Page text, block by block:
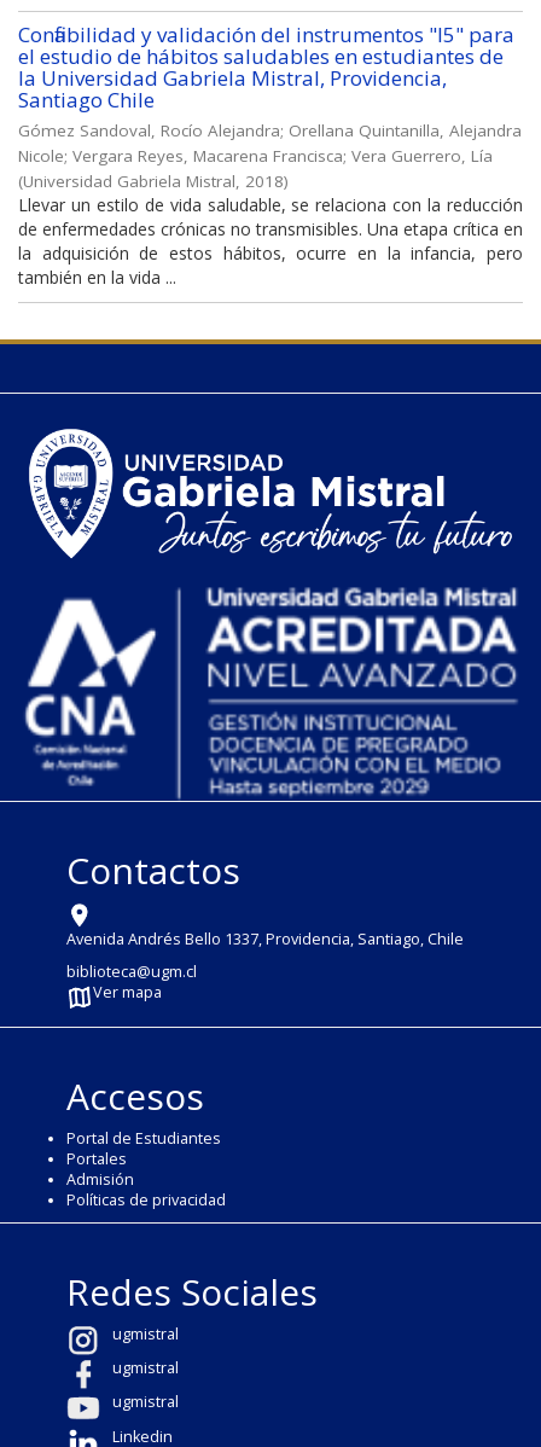
Confiabilidad y validación del instrumentos "I5" para
el estudio de hábitos saludables en estudiantes de
la Universidad Gabriela Mistral, Providencia,
Santiago Chile
Gómez Sandoval, Rocío Alejandra; Orellana Quintanilla, Alejandra
Nicole; Vergara Reyes, Macarena Francisca; Vera Guerrero, Lía
(Universidad Gabriela Mistral, 2018)
Llevar un estilo de vida saludable, se relaciona con la reducción
de enfermedades crónicas no transmisibles. Una etapa crítica en
la adquisición de estos hábitos, ocurre en la infancia, pero
también en la vida ...
Contactos
Avenida Andrés Bello 1337, Providencia, Santiago, Chile
biblioteca@ugm.cl
Ver mapa
Accesos
Portal de Estudiantes
Portales
Admisión
Políticas de privacidad
Redes Sociales
ugmistral
ugmistral
ugmistral
Linkedin